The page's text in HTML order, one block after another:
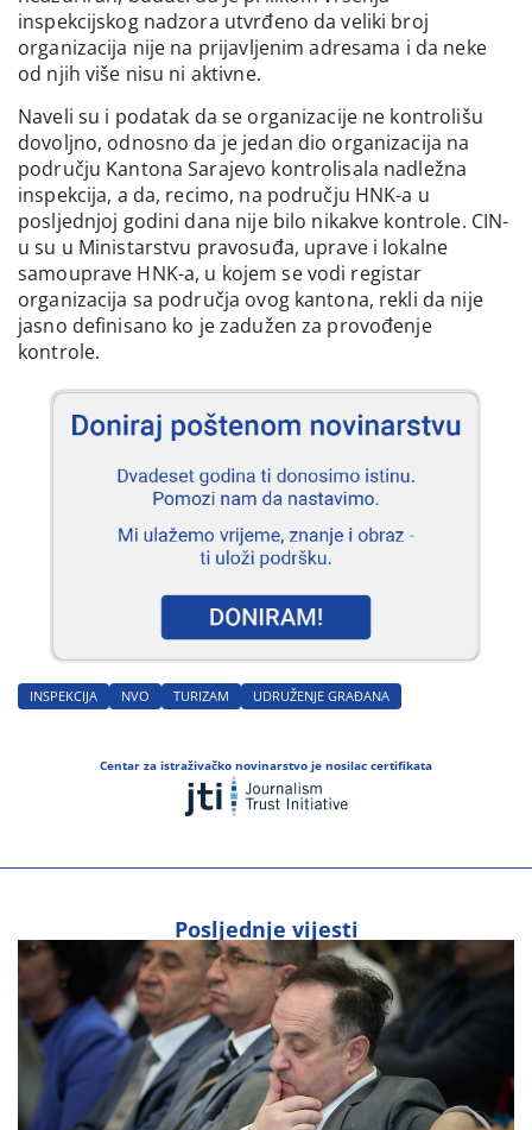
inspekcijskog nadzora utvrđeno da veliki broj
organizacija nije na prijavljenim adresama i da neke
od njih više nisu ni aktivne.
Naveli su i podatak da se organizacije ne kontrolišu
dovoljno, odnosno da je jedan dio organizacija na
području Kantona Sarajevo kontrolisala nadležna
inspekcija, a da, recimo, na području HNK-a u
posljednjoj godini dana nije bilo nikakve kontrole. CIN-
u su u Ministarstvu pravosuđa, uprave i lokalne
samouprave HNK-a, u kojem se vodi registar
organizacija sa područja ovog kantona, rekli da nije
jasno definisano ko je zadužen za provođenje
kontrole.
INSPEKCIJA NVO TURIZAM UDRUŽENJE GRAĐANA
Centar za istraživačko novinarstvo je nosilac certifikata
Posljednje vijesti